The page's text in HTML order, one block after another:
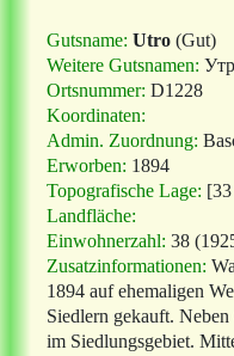
Gutsname: Utro (Gut)
Weitere Gutsnamen: У
Ortsnummer: D1228
Koordinaten:
Admin. Zuordnung:
Erworben: 1894
Topografische Lage:
Landfläche:
Einwohnerzahl: 38
Zusatzinformationen:
1894 auf ehemaligen
Siedlern gekauft.
im Siedlungsgebiet.